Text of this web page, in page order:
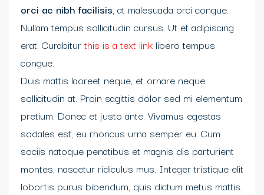
orci ac nibh facilisis, at malesuada orci congue.
Nullam tempus sollicitudin cursus. Ut et adipiscing
erat. Curabiturthis is a text link libero tempus
congue.
Duis mattis laoreet neque, et ornare neque
sollicitudin at. Proin sagittis dolor sed mi elementum
pretium. Donec et justo ante. Vivamus egestas
sodales est, eu rhoncus urna semper eu. Cum
sociis natoque penatibus et magnis dis parturient
montes, nascetur ridiculus mus. Integer tristique elit
lobortis purus bibendum, quis dictum metus mattis.